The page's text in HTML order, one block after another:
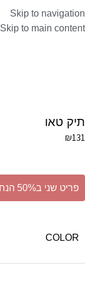
Skip to navigation
Skip to main content
תיק טאו
₪131
פריט שני ב50% הנחה!
COLOR